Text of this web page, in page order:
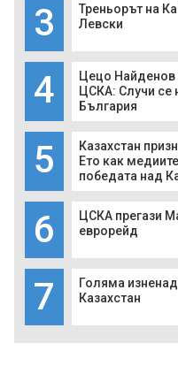
3
Треньорът на
Левски
4
Цецо Найденов
ЦСКА: Случи се
България
5
Казахстан
Ето как
победата над
6
ЦСКА прегази
еврорейд
7
Голяма
Казахстан